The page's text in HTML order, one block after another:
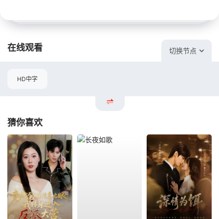
在线观看 切换节点
HD中字
猜你喜欢